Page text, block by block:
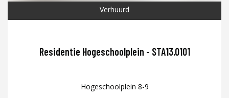
Verhuurd
Residentie Hogeschoolplein - STA13.0101
Hogeschoolplein 8-9